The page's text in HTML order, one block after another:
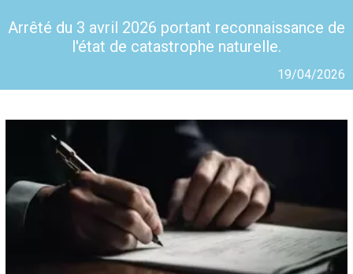
Arrêté du 3 avril 2026 portant reconnaissance de
l'état de catastrophe naturelle.
19/04/2026